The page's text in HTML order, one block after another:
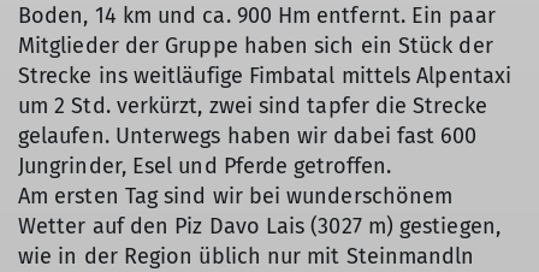
Boden, 14 km und ca. 900 Hm entfernt. Ein paar
Mitglieder der Gruppe haben sich ein Stück der
Strecke ins weitläufige Fimbatal mittels Alpentaxi
um 2 Std. verkürzt, zwei sind tapfer die Strecke
gelaufen. Unterwegs haben wir dabei fast 600
Jungrinder, Esel und Pferde getroffen.
Am ersten Tag sind wir bei wunderschönem
Wetter auf den Piz Davo Lais (3027 m) gestiegen,
wie in der Region üblich nur mit Steinmandln